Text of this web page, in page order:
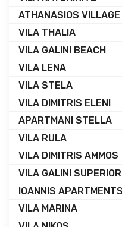
ATHANASIOS VILLAGE
VILA THALIA
VILA GALINI BEACH
VILA LENA
VILA STELA
VILA DIMITRIS ELENI
APARTMANI STELLA
VILA RULA
VILA DIMITRIS AMMOS
VILA GALINI SUPERIOR
IOANNIS APARTMENTS
VILA MARINA